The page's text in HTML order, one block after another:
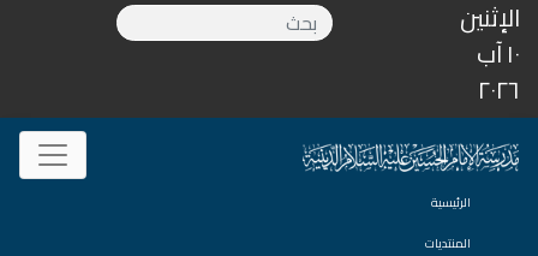
الإثنين
١٠ آب
٢٠٢٦
الرئيسية
المنتديات